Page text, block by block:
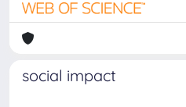
social impact